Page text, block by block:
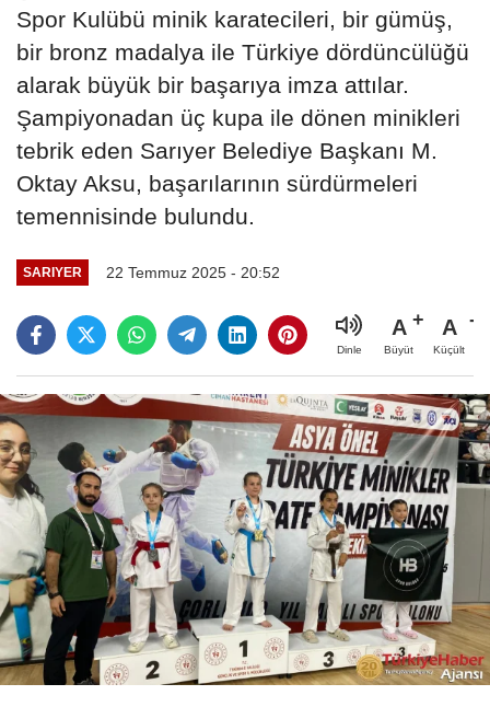
Spor Kulübü minik karatecileri, bir gümüş,
bir bronz madalya ile Türkiye dördüncülüğü
alarak büyük bir başarıya imza attılar.
Şampiyonadan üç kupa ile dönen minikleri
tebrik eden Sarıyer Belediye Başkanı M.
Oktay Aksu, başarılarının sürdürmeleri
temennisinde bulundu.
SARIYER 22 Temmuz 2025 - 20:52
Dinle
A
Büyüt
A
Küçült